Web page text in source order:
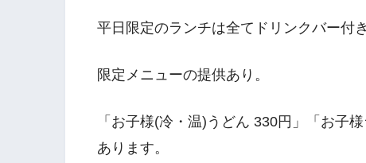
平日限定のランチは全てドリンクバー付
限定メニューの提供あり。
「お子様(冷・温)うどん 330円」「お子
あります。